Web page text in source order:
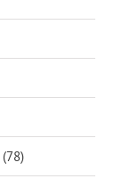
(78)